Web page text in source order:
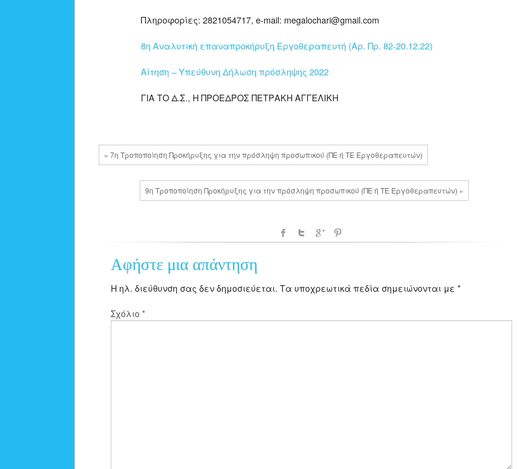
Πληροφορίες: 2821054717, e-mail: megalochari@gmail.com
8η Αναλυτική επαναπροκήρυξη Εργοθεραπευτή (Αρ. Πρ. 82-20.12.22)
Αίτηση – Υπεύθυνη Δήλωση πρόσληψης 2022
ΓΙΑ ΤΟ Δ.Σ., Η ΠΡΟΕΔΡΟΣ ΠΕΤΡΑΚΗ ΑΓΓΕΛΙΚΗ
« 7η Τροποποίηση Προκήρυξης για την πρόσληψη προσωπικού (ΠΕ ή ΤΕ Εργοθεραπευτών)
9η Τροποποίηση Προκήρυξης για την πρόσληψη προσωπικού (ΠΕ ή ΤΕ Εργοθεραπευτών) »
Αφήστε μια απάντηση
Η ηλ. διεύθυνση σας δεν δημοσιεύεται. Τα υποχρεωτικά πεδία σημειώνονται με *
Σχόλιο *